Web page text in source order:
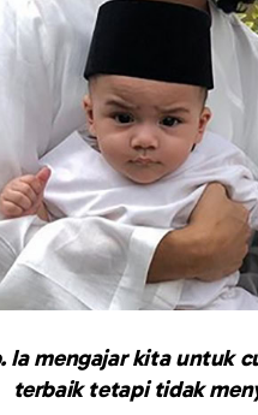
Ia mengajar kita untuk
terbaik tetapi tidak